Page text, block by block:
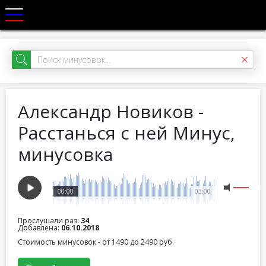
Александр Новиков -
Расстанься с ней Минус,
минусовка
03:00
00:00
Прослушали раз: 34
Добавлена: 06.10.2018
Стоимость минусовок - от 1490 до 2490 руб.